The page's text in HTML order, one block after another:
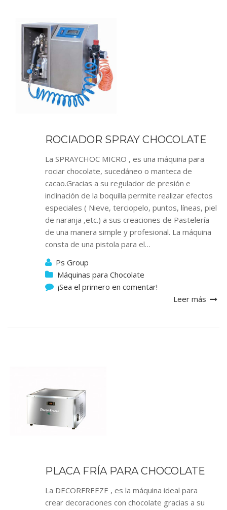
ROCIADOR SPRAY CHOCOLATE
La SPRAYCHOC MICRO , es una máquina para
rociar chocolate, sucedáneo o manteca de
cacao.Gracias a su regulador de presión e
inclinación de la boquilla permite realizar efectos
especiales ( Nieve, terciopelo, puntos, líneas, piel
de naranja ,etc.) a sus creaciones de Pastelería
de una manera simple y profesional. La máquina
consta de una pistola para el…
Ps Group
Máquinas para Chocolate
¡Sea el primero en comentar!
Leer más
PLACA FRÍA PARA CHOCOLATE
La DECORFREEZE , es la máquina ideal para
crear decoraciones con chocolate gracias a su